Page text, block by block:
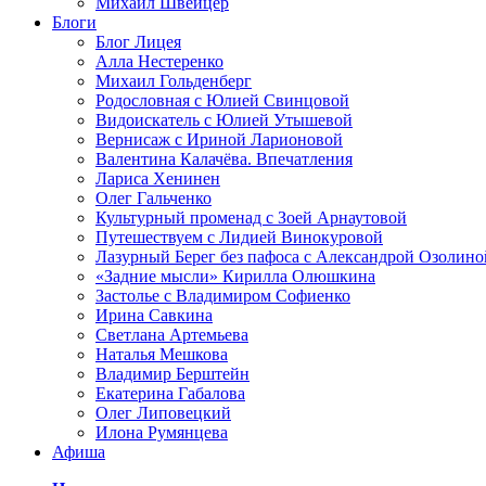
Блоги
Блог Лицея
Алла Нестеренко
Михаил Гольденберг
Родословная с Юлией Свинцовой
Видоискатель с Юлией Утышевой
Вернисаж с Ириной Ларионовой
Валентина Калачёва. Впечатления
Лариса Хенинен
Олег Гальченко
Культурный променад с Зоей Арнаутовой
Путешествуем с Лидией Винокуровой
Лазурный Берег без пафоса с Александрой
«Задние мысли» Кирилла Олюшкина
Застолье с Владимиром Софиенко
Ирина Савкина
Светлана Артемьева
Наталья Мешкова
Владимир Берштейн
Екатерина Габалова
Олег Липовецкий
Илона Румянцева
Афиша